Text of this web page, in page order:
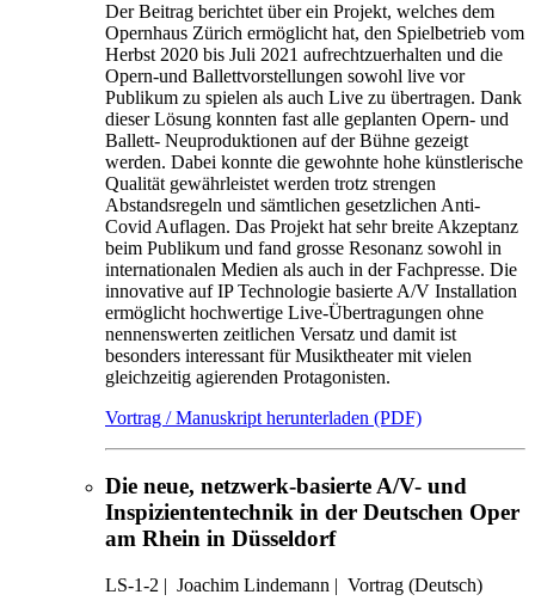
Der Beitrag berichtet über ein Projekt, welches dem
Opernhaus Zürich ermöglicht hat, den Spielbetrieb vom
Herbst 2020 bis Juli 2021 aufrechtzuerhalten und die
Opern-und Ballettvorstellungen sowohl live vor
Publikum zu spielen als auch Live zu übertragen. Dank
dieser Lösung konnten fast alle geplanten Opern- und
Ballett- Neuproduktionen auf der Bühne gezeigt
werden. Dabei konnte die gewohnte hohe künstlerische
Qualität gewährleistet werden trotz strengen
Abstandsregeln und sämtlichen gesetzlichen Anti-
Covid Auflagen. Das Projekt hat sehr breite Akzeptanz
beim Publikum und fand grosse Resonanz sowohl in
internationalen Medien als auch in der Fachpresse. Die
innovative auf IP Technologie basierte A/V Installation
ermöglicht hochwertige Live-Übertragungen ohne
nennenswerten zeitlichen Versatz und damit ist
besonders interessant für Musiktheater mit vielen
gleichzeitig agierenden Protagonisten.
Vortrag / Manuskript herunterladen (PDF)
Die neue, netzwerk-basierte A/V- und
Inspiziententechnik in der Deutschen Oper
am Rhein in Düsseldorf
LS-1-2 | Joachim Lindemann | Vortrag (Deutsch)